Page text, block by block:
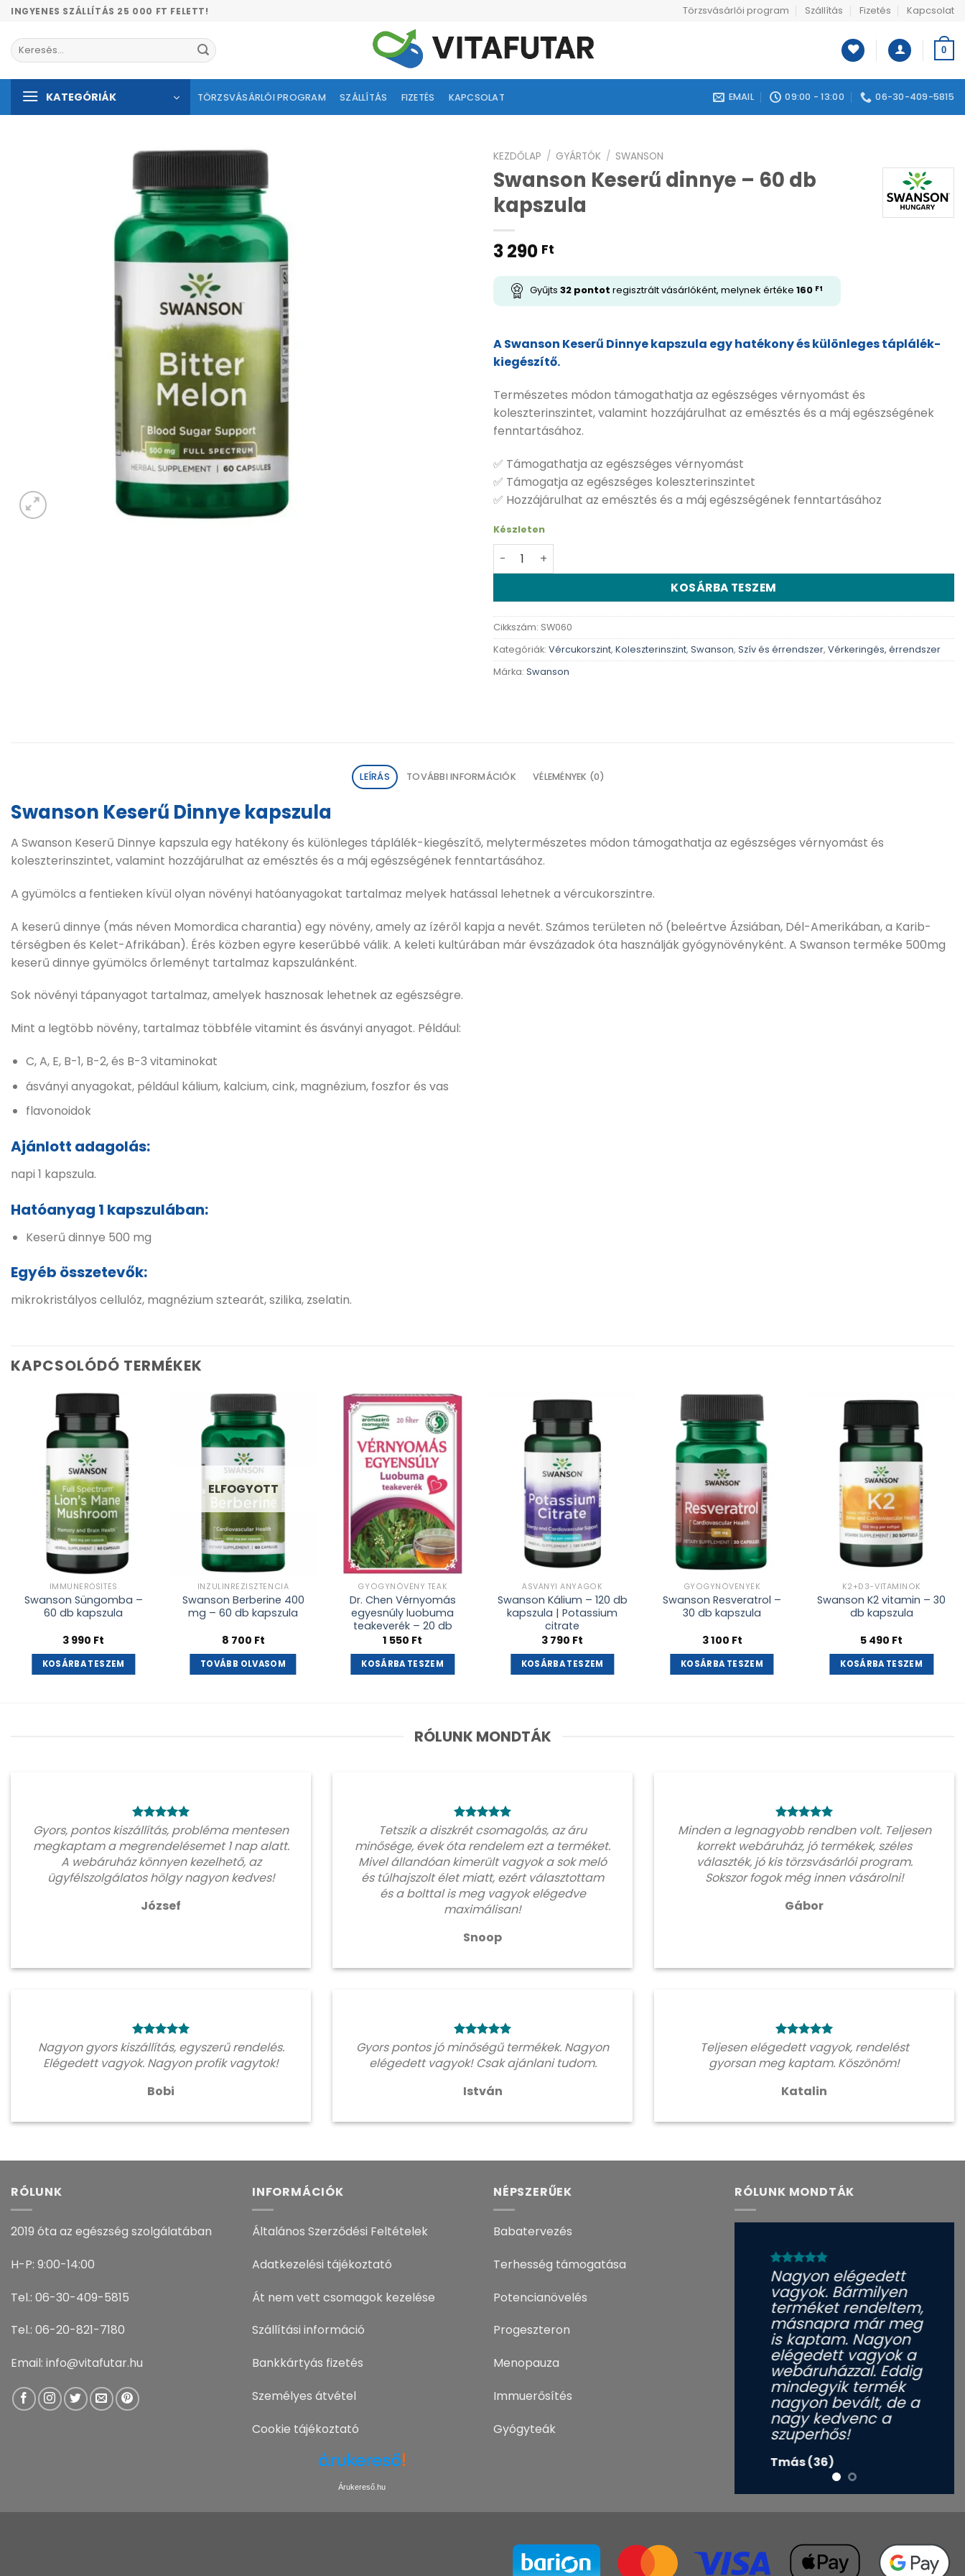
Skip
content
INGYENES SZÁLLÍTÁS 25 000 FT FELETT! Törzsvásárlói program Szállítás Fizetés Kapcsolat
Keresés
a
0
KATEGÓRIÁK TÖRZSVÁSÁRLÓI PROGRAM SZÁLLÍTÁS FIZETÉS KAPCSOLAT EMAIL 09:00 - 13:00 06-30-409-5815
KEZDŐLAP / GYÁRTÓK / SWANSON
Swanson Keserű dinnye – 60 db
kapszula
3 290 Ft
Gyűjts 32 pontot regisztrált vásárlóként, melynek értéke 160 Ft
A Swanson Keserű Dinnye kapszula egy hatékony és különleges táplálék-
kiegészítő.
Természetes módon támogathatja az egészséges vérnyomást és
koleszterinszintet, valamint hozzájárulhat az emésztés és a máj egészségének
fenntartásához.
✅ Támogathatja az egészséges vérnyomást
✅ Támogatja az egészséges koleszterinszintet
✅ Hozzájárulhat az emésztés és a máj egészségének fenntartásához
Készleten
Swanson Keserű dinnye - 60 db kapszula mennyiség
KOSÁRBA TESZEM
Cikkszám: SW060
Kategóriák: Vércukorszint, Koleszterinszint, Swanson, Szív és érrendszer, Vérkeringés, érrendszer
Márka: Swanson
LEÍRÁS TOVÁBBI INFORMÁCIÓK VÉLEMÉNYEK (0)
Swanson Keserű Dinnye kapszula
A Swanson Keserű Dinnye kapszula egy hatékony és különleges táplálék-kiegészítő, melytermészetes módon támogathatja az egészséges vérnyomást és
koleszterinszintet, valamint hozzájárulhat az emésztés és a máj egészségének fenntartásához.
A gyümölcs a fentieken kívül olyan növényi hatóanyagokat tartalmaz melyek hatással lehetnek a vércukorszintre.
A keserű dinnye (más néven Momordica charantia) egy növény, amely az ízéről kapja a nevét. Számos területen nő (beleértve Ázsiában, Dél-Amerikában, a Karib-
térségben és Kelet-Afrikában). Érés közben egyre keserűbbé válik. A keleti kultúrában már évszázadok óta használják gyógynövényként. A Swanson terméke 500mg
keserű dinnye gyümölcs őrleményt tartalmaz kapszulánként.
Sok növényi tápanyagot tartalmaz, amelyek hasznosak lehetnek az egészségre.
Mint a legtöbb növény, tartalmaz többféle vitamint és ásványi anyagot. Például:
C, A, E, B-1, B-2, és B-3 vitaminokat
ásványi anyagokat, például kálium, kalcium, cink, magnézium, foszfor és vas
flavonoidok
Ajánlott adagolás:
napi 1 kapszula.
Hatóanyag 1 kapszulában:
Keserű dinnye 500 mg
Egyéb összetevők:
mikrokristályos cellulóz, magnézium sztearát, szilika, zselatin.
KAPCSOLÓDÓ TERMÉKEK
Kívánságlistához
adás
IMMUNERŐSÍTÉS
Swanson Süngomba –
60 db kapszula
3 990 Ft
KOSÁRBA TESZEM
Kívánságlistához
adás
ELFOGYOTT
INZULINREZISZTENCIA
Swanson Berberine 400
mg – 60 db kapszula
8 700 Ft
TOVÁBB OLVASOM
Kívánságlistához
adás
GYÓGYNÖVÉNY TEÁK
Dr. Chen Vérnyomás
egyesnúly luobuma
teakeverék – 20 db
1 550 Ft
KOSÁRBA TESZEM
Kívánságlistához
adás
ÁSVÁNYI ANYAGOK
Swanson Kálium – 120 db
kapszula | Potassium
citrate
3 790 Ft
KOSÁRBA TESZEM
Kívánságlistához
adás
GYÓGYNÖVÉNYEK
Swanson Resveratrol –
30 db kapszula
3 100 Ft
KOSÁRBA TESZEM
Kívánságlistához
adás
K2+D3-VITAMINOK
Swanson K2 vitamin – 30
db kapszula
5 490 Ft
KOSÁRBA TESZEM
RÓLUNK MONDTÁK
Gyors, pontos kiszállítás, probléma mentesen
megkaptam a megrendelésemet 1 nap alatt.
A webáruház könnyen kezelhető, az
ügyfélszolgálatos hölgy nagyon kedves!
József
Tetszik a diszkrét csomagolás, az áru
minősége, évek óta rendelem ezt a terméket.
Mivel állandóan kimerült vagyok a sok meló
és túlhajszolt élet miatt, ezért választottam
és a bolttal is meg vagyok elégedve
maximálisan!
Snoop
Minden a legnagyobb rendben volt. Teljesen
korrekt webáruház, jó termékek, széles
választék, jó kis törzsvásárlói program.
Sokszor fogok még innen vásárolni!
Gábor
Nagyon gyors kiszállítás, egyszerű rendelés.
Elégedett vagyok. Nagyon profik vagytok!
Bobi
Gyors pontos jó minőségű termékek. Nagyon
elégedett vagyok! Csak ajánlani tudom.
István
Teljesen elégedett vagyok, rendelést
gyorsan meg kaptam. Köszönöm!
Katalin
RÓLUNK
2019 óta az egészség szolgálatában
H-P: 9:00-14:00
Tel.: 06-30-409-5815
Tel.: 06-20-821-7180
Email: info@vitafutar.hu
INFORMÁCIÓK
Általános Szerződési Feltételek
Adatkezelési tájékoztató
Át nem vett csomagok kezelése
Szállítási információ
Bankkártyás fizetés
Személyes átvétel
Cookie tájékoztató
Árukereső.hu
NÉPSZERŰEK
Babatervezés
Terhesség támogatása
Potencianövelés
Progeszteron
Menopauza
Immuerősítés
Gyógyteák
RÓLUNK MONDTÁK
Nagyon elégedett
vagyok. Bármilyen
terméket rendeltem,
másnapra már meg
is kaptam. Nagyon
elégedett vagyok a
webáruházzal. Eddig
mindegyik termék
nagyon bevált, de a
nagy kedvenc a
szuperhős!
Tmás (36)